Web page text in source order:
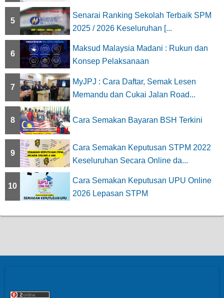
5
Senarai Ranking Sekolah Terbaik SPM
2025 / 2026 Keseluruhan [...
6
Maksud Malaysia Madani : Rukun dan
Konsep Pelaksanaan
7
MyJPJ : Cara Daftar, Semak Lesen
Memandu dan Cukai Jalan Road...
8 Cara Semakan Bayaran BSH Terkini
9
Cara Semakan Keputusan STPM 2022
Keseluruhan Secara Online da...
10
Cara Semakan Keputusan UPU Online
2026 Lepasan STPM